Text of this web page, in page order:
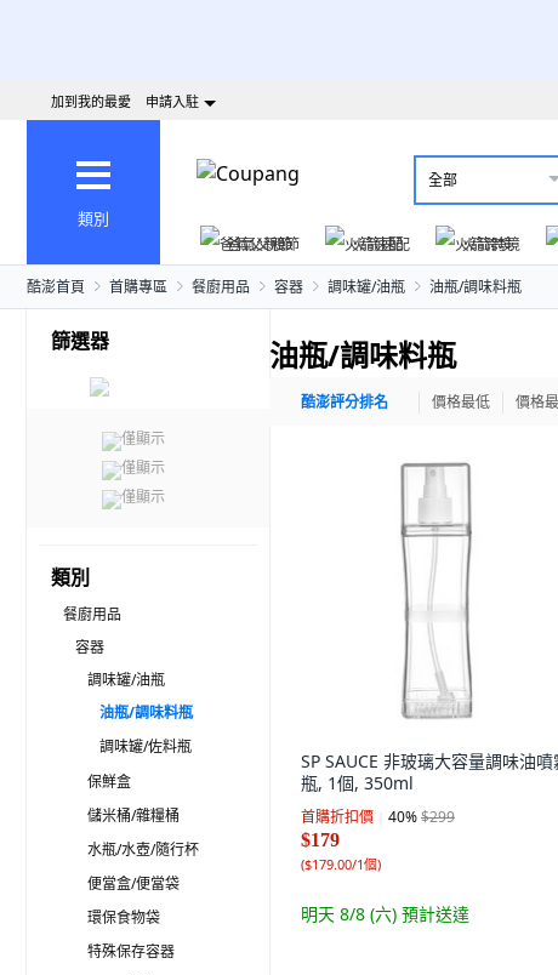
加到我的最愛 申請入駐
類別
全部
爸氣父親節
火箭速配 火箭跨境
酷澎首頁 首購專區 餐廚用品 容器 調味罐/油瓶 油瓶/調味料瓶
篩選器
僅顯示
僅顯示
僅顯示
類別
餐廚用品
容器
調味罐/油瓶
油瓶/調味料瓶
調味罐/佐料瓶
保鮮盒
儲米桶/雜糧桶
水瓶/水壺/隨行杯
便當盒/便當袋
環保食物袋
特殊保存容器
油瓶/調味料瓶
酷澎評分排名 價格最低 價格
SP SAUCE 非玻璃大容量調味油噴
瓶, 1個, 350ml
首購折扣價 40%$299
$179
($179.00/1個)
明天 8/8 (六) 預計送達